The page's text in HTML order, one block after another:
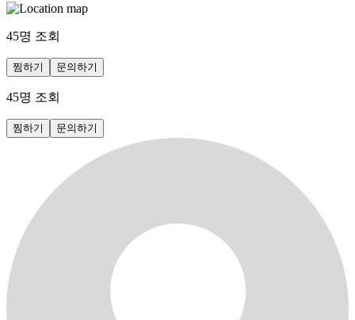
45명 조회
찜하기 문의하기
45명 조회
찜하기 문의하기